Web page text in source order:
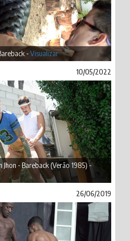
-Visualizar
10/05/2022
Jhon - Bareback (Verão 1985) -
26/06/2019